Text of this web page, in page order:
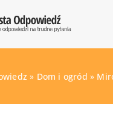
» Dom i ogród »